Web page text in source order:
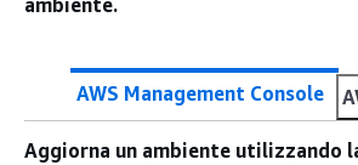
AWS Management Console
Aggiorna un ambiente utilizzando